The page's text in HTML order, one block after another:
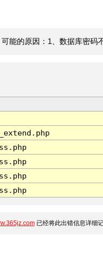
能的原因：1、数据库密码
已经将此出错信息详细